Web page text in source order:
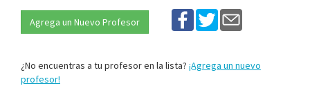
Agrega un Nuevo Profesor
¿No encuentras a tu profesor en la lista? ¡Agrega un nuevo
profesor!